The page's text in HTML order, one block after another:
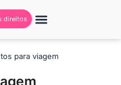
direitos
para viagem